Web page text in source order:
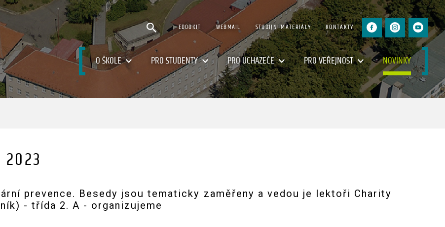
EDOOKIT WEBMAIL STUDIJNÍ MATERIÁLY KONTAKTY
O ŠKOLE PRO STUDENTY PRO UCHAZEČE PRO VEŘEJNOST NOVINKY
prevence. Besedy jsou tematicky zaměřeny a vedou je lektoři Charity
- třída 2. A - organizujeme